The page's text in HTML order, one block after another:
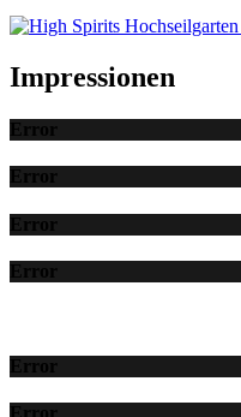
Impressionen
Error
Error
Error
Error
Error
Error